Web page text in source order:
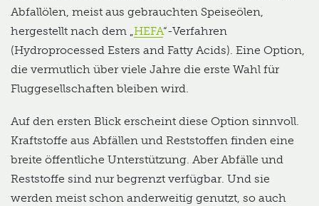
Abfallölen, meist aus gebrauchten Speiseölen,
hergestellt nach dem „HEFA“-Verfahren
(Hydroprocessed Esters and Fatty Acids). Eine Option,
die vermutlich über viele Jahre die erste Wahl für
Fluggesellschaften bleiben wird.
Auf den ersten Blick erscheint diese Option sinnvoll.
Kraftstoffe aus Abfällen und Reststoffen finden eine
breite öffentliche Unterstützung. Aber Abfälle und
Reststoffe sind nur begrenzt verfügbar. Und sie
werden meist schon anderweitig genutzt, so auch